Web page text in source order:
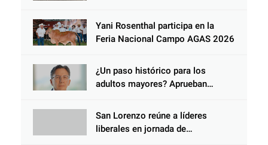
peso de la ley al responsable de
Choloma es consolidar un Estado
que protege al verdugo y
Yani Rosenthal participa en la
Feria Nacional Campo AGAS 2026
¿Un paso histórico para los
adultos mayores? Aprueban
Salomón Nazar para fortalecer su
protección en Honduras
San Lorenzo reúne a líderes
liberales en jornada de